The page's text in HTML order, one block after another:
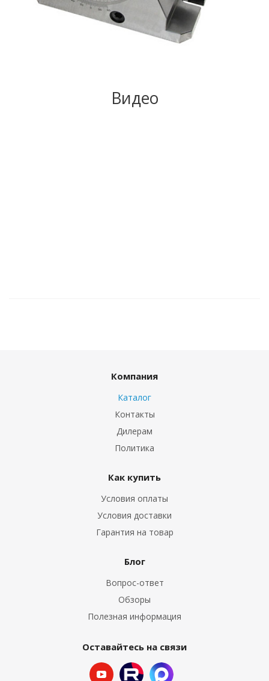
Видео
Компания
Каталог
Контакты
Дилерам
Политика
Как купить
Условия оплаты
Условия доставки
Гарантия на товар
Блог
Вопрос-ответ
Обзоры
Полезная информация
Оставайтесь на связи